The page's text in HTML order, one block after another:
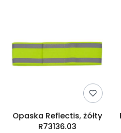
Opaska Reflectis, żółty
R73136.03